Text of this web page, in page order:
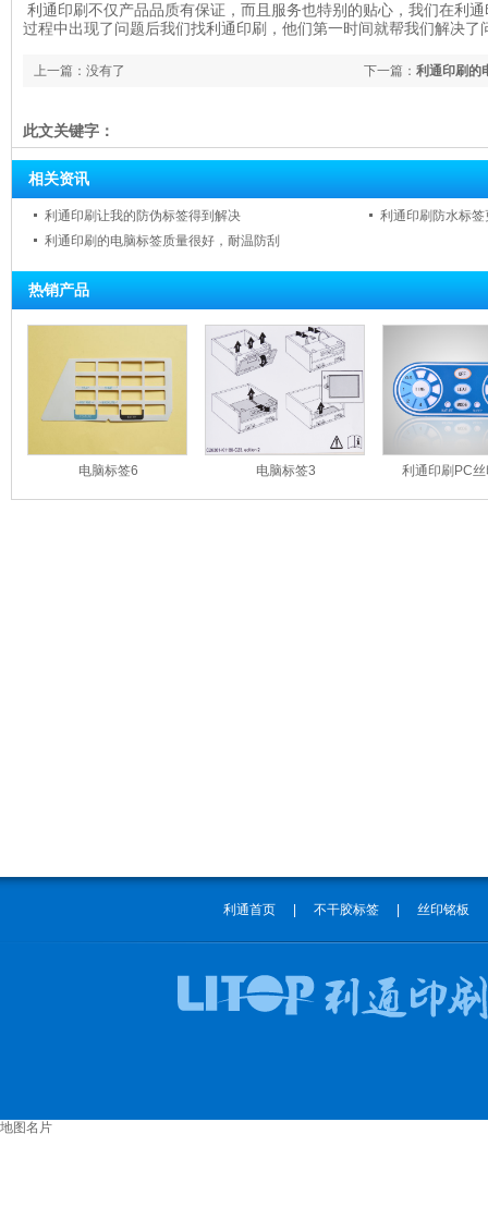
利通印刷不仅产品品质有保证，而且服务也特别的贴心，我们在利
过程中出现了问题后我们找利通印刷，他们第一时间就帮我们解决了
下一篇： 利通印刷的
上一篇：没有了
此文关键字：
相关资讯
利通印刷让我的防伪标签得到解决
利通印刷防水标签
利通印刷的电脑标签质量很好，耐温防刮
热销产品
电脑标签6 电脑标签3 利通印刷PC
利通首页 不干胶标签 丝印铭板
地图名片